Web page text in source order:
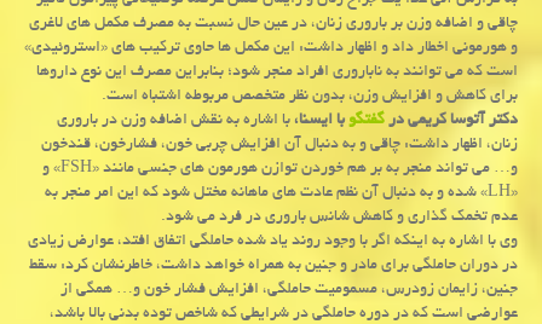
چاقی و اضافه وزن بر باروری زنان، در عین حال نسبت به مصرف مكمل های لاغری
و هورمونی اخطار داد و اظهار داشت: این مكمل ها حاوی تركیب های «استروئیدی»
است كه می توانند به ناباروری افراد منجر شود؛ بنابراین مصرف این نوع داروها
برای كاهش و افزایش وزن، بدون نظر متخصص مربوطه اشتباه است.
دكتر آتوسا كریمی درگفتگوبا ایسنا،با اشاره به نقش اضافه وزن در باروری
زنان، اظهار داشت: چاقی و به دنبال آن افزایش چربی خون، فشارخون، قندخون
و… می تواند منجر به بر هم خوردن توازن هورمون های جنسی مانند «FSH» و
«LH» شده و به دنبال آن نظم عادت های ماهانه مختل شود كه این امر منجر به
عدم تخمك گذاری و كاهش شانس باروری در فرد می شود.
وی با اشاره به اینكه اگر با وجود روند یاد شده حاملگی اتفاق افتد، عوارض زیادی
در دوران حاملگی برای مادر و جنین به همراه خواهد داشت، خاطرنشان كرد: سقط
جنین، زایمان زودرس، مسمومیت حاملگی، افزایش فشار خون و… همگی از
عوارضی است كه در دوره حاملگی در شرایطی كه شاخص توده بدنی بالا باشد،